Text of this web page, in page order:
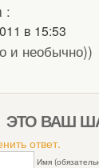
:
в 15:53
и необычно))
ЭТО ВАШ
ответ.
Имя